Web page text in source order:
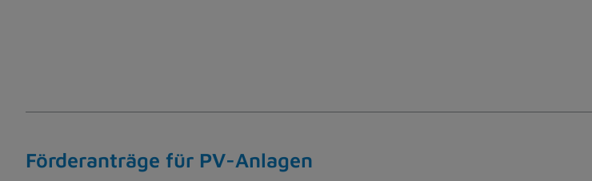
Förderanträge für PV-Anlagen